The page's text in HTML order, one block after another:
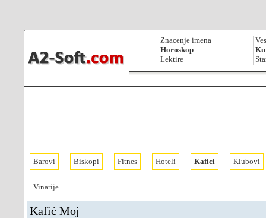
Znacenje imena
Horoskop
Lektire
Barovi Biskopi Fitnes Hoteli Kafici Klubovi
Vinarije
Kafić Moj